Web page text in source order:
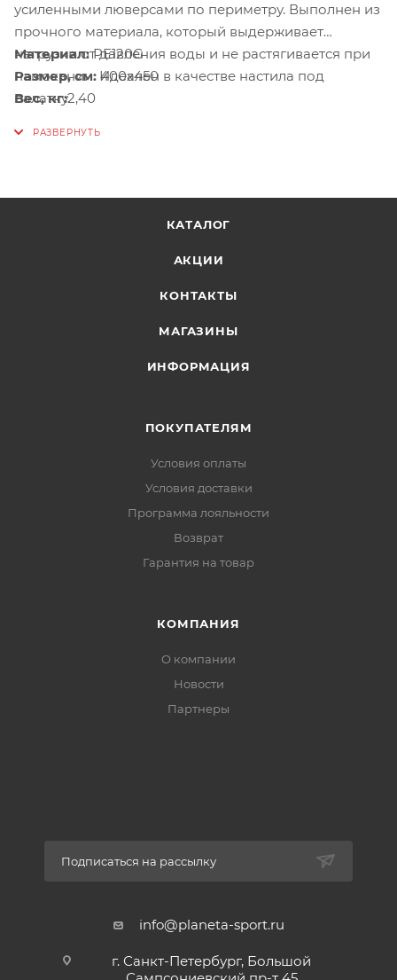
усиленными люверсами по периметру. Выполнен из
прочного материала, который выдерживает
нагрузки от давления воды и не растягивается при
намокании. Идеален в качестве настила под
палатку.
Материал:PE120G
Размер, см: 400х450
Вес, кг:2,40
КАТАЛОГ
АКЦИИ
КОНТАКТЫ
МАГАЗИНЫ
ИНФОРМАЦИЯ
ПОКУПАТЕЛЯМ
Условия оплаты
Условия доставки
Программа лояльности
Возврат
Гарантия на товар
КОМПАНИЯ
О компании
Новости
Партнеры
Подписаться на рассылку
info@planeta-sport.ru
г. Санкт-Петербург, Большой